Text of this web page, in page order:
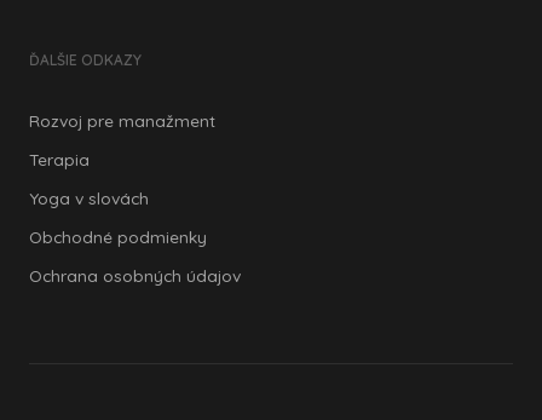
ĎALŠIE ODKAZY
Rozvoj pre manažment
Terapia
Yoga v slovách
Obchodné podmienky
Ochrana osobných údajov